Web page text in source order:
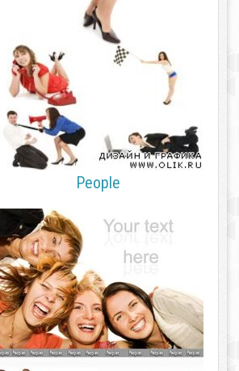
People